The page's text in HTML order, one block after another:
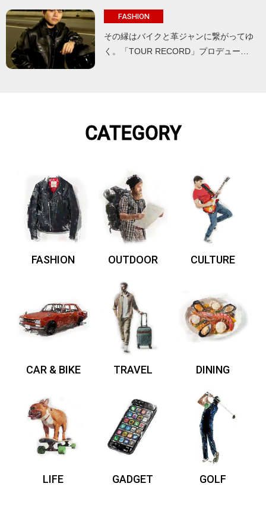
FASHION
その縁はバイクと革ジャンに繋がってゆ
く。「TOUR RECORD」プロデュー…
CATEGORY
FASHION OUTDOOR CULTURE
CAR & BIKE TRAVEL DINING
LIFE GADGET GOLF